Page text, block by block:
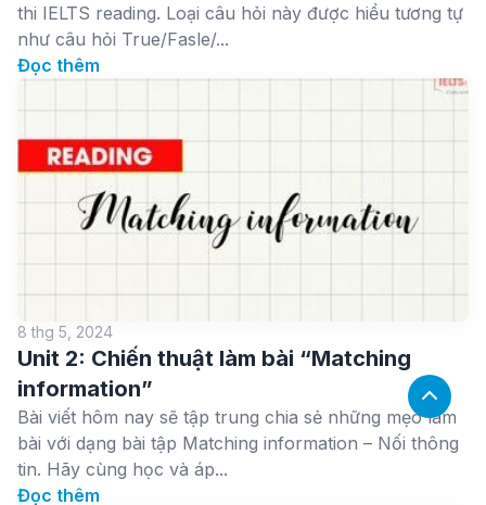
thi IELTS reading. Loại câu hỏi này được hiểu tương tự
như câu hỏi True/Fasle/...
Đọc thêm
8 thg 5, 2024
Unit 2: Chiến thuật làm bài “Matching
information”
Bài viết hôm nay sẽ tập trung chia sẻ những mẹo làm
bài với dạng bài tập Matching information – Nối thông
tin. Hãy cùng học và áp...
Đọc thêm